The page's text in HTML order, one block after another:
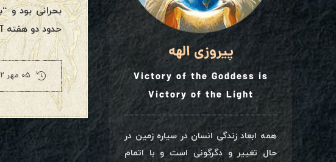
بحرانی بود و
حدود دو هفته
۰۵ مهر ۱۴۰۲
پیروزی الهه
Victory of the Goddess is
Victory of the Light
همه ابعاد زندگی انسان در سیاره زمین در
حال تغییر و دگرگونی است و با اتمام